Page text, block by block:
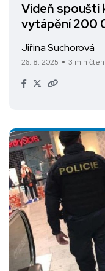
Vídeň spouští
vytápění 200
Jiřina Suchorová
26. 8. 2025 3 min